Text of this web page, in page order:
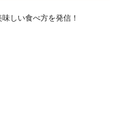
しい食べ方を発信！